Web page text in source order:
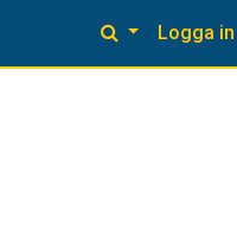
Logga in